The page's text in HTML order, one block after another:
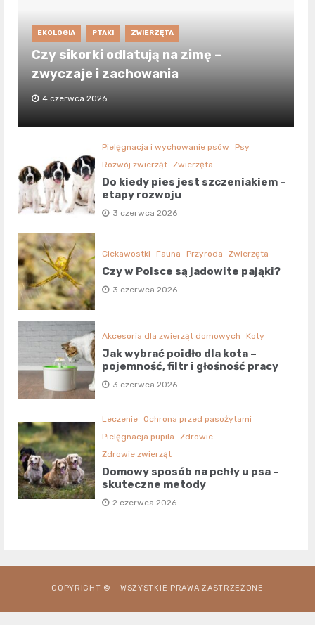
EKOLOGIA PTAKI ZWIERZĘTA
Czy sikorki odlatują na zimę –
zwyczaje i zachowania
4 czerwca 2026
Pielęgnacja i wychowanie psów
Psy
Rozwój zwierząt Zwierzęta
Do kiedy pies jest szczeniakiem –
etapy rozwoju
3 czerwca 2026
Ciekawostki Fauna Przyroda Zwierzęta
Czy w Polsce są jadowite pająki?
3 czerwca 2026
Akcesoria dla zwierząt domowych Koty
Jak wybrać poidło dla kota –
pojemność, filtr i głośność pracy
3 czerwca 2026
Leczenie
Ochrona przed pasożytami
Pielęgnacja pupila
Zdrowie
Zdrowie zwierząt
Domowy sposób na pchły u psa –
skuteczne metody
2 czerwca 2026
COPYRIGHT © - WSZYSTKIE PRAWA ZASTRZEŻONE